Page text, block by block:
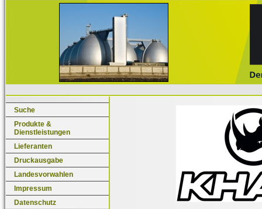
Suche
Produkte &
Dienstleistungen
Lieferanten
Druckausgabe
Landesvorwahlen
Impressum
Datenschutz